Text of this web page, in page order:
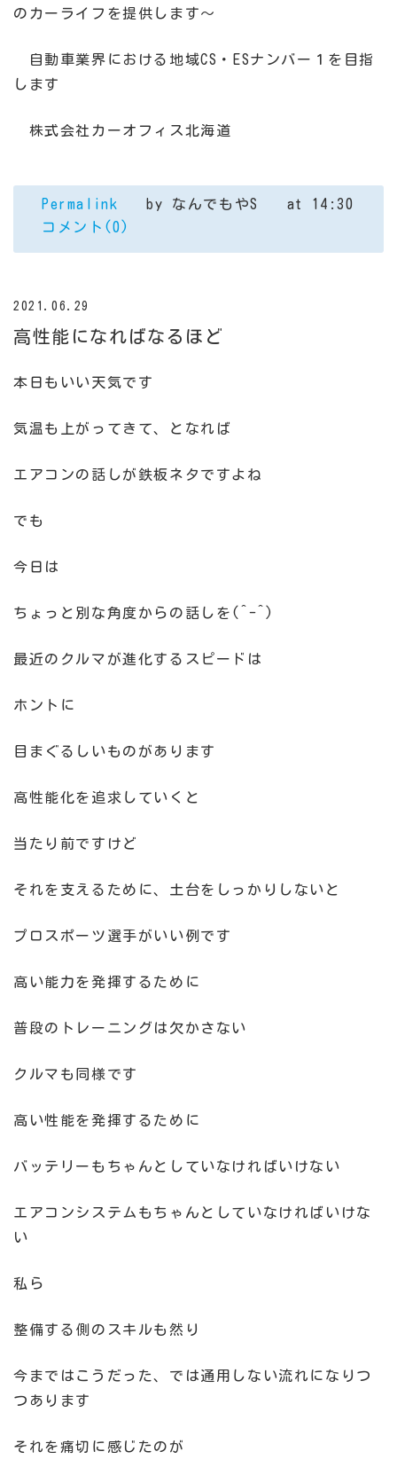
のカーライフを提供します～
自動車業界における地域CS・ESナンバー１を目指
します
株式会社カーオフィス北海道
Permalink by なんでもやS
at 14:30
コメント(0)
2021.06.29
高性能になればなるほど
本日もいい天気です
気温も上がってきて、となれば
エアコンの話しが鉄板ネタですよね
でも
今日は
ちょっと別な角度からの話しを(^-^)
最近のクルマが進化するスピードは
ホントに
目まぐるしいものがあります
高性能化を追求していくと
当たり前ですけど
それを支えるために、土台をしっかりしないと
プロスポーツ選手がいい例です
高い能力を発揮するために
普段のトレーニングは欠かさない
クルマも同様です
高い性能を発揮するために
バッテリーもちゃんとしていなければいけない
エアコンシステムもちゃんとしていなければいけな
い
私ら
整備する側のスキルも然り
今まではこうだった、では通用しない流れになりつ
つあります
それを痛切に感じたのが